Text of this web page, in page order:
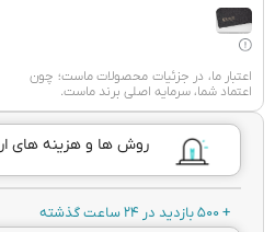
اعتبار ما، در جزئیات محصولات ماست؛ چون
اعتماد شما، سرمایه اصلی برند ماست.
روش ها و هزینه های